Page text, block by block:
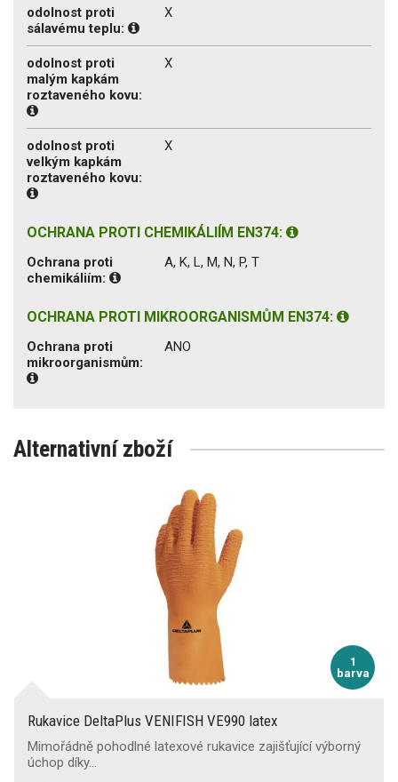
odolnost proti
sálavému teplu:
X
odolnost proti
malým kapkám
roztaveného kovu:
X
odolnost proti
velkým kapkám
roztaveného kovu:
X
OCHRANA PROTI CHEMIKÁLIÍM EN374:
Ochrana proti
chemikáliím:
A, K, L, M, N, P, T
OCHRANA PROTI MIKROORGANISMŮM EN374:
Ochrana proti
mikroorganismům:
ANO
Alternativní zboží
1
barva
Rukavice DeltaPlus VENIFISH VE990 latex
Mimořádně pohodlné latexové rukavice zajišťující výborný
úchop díky…